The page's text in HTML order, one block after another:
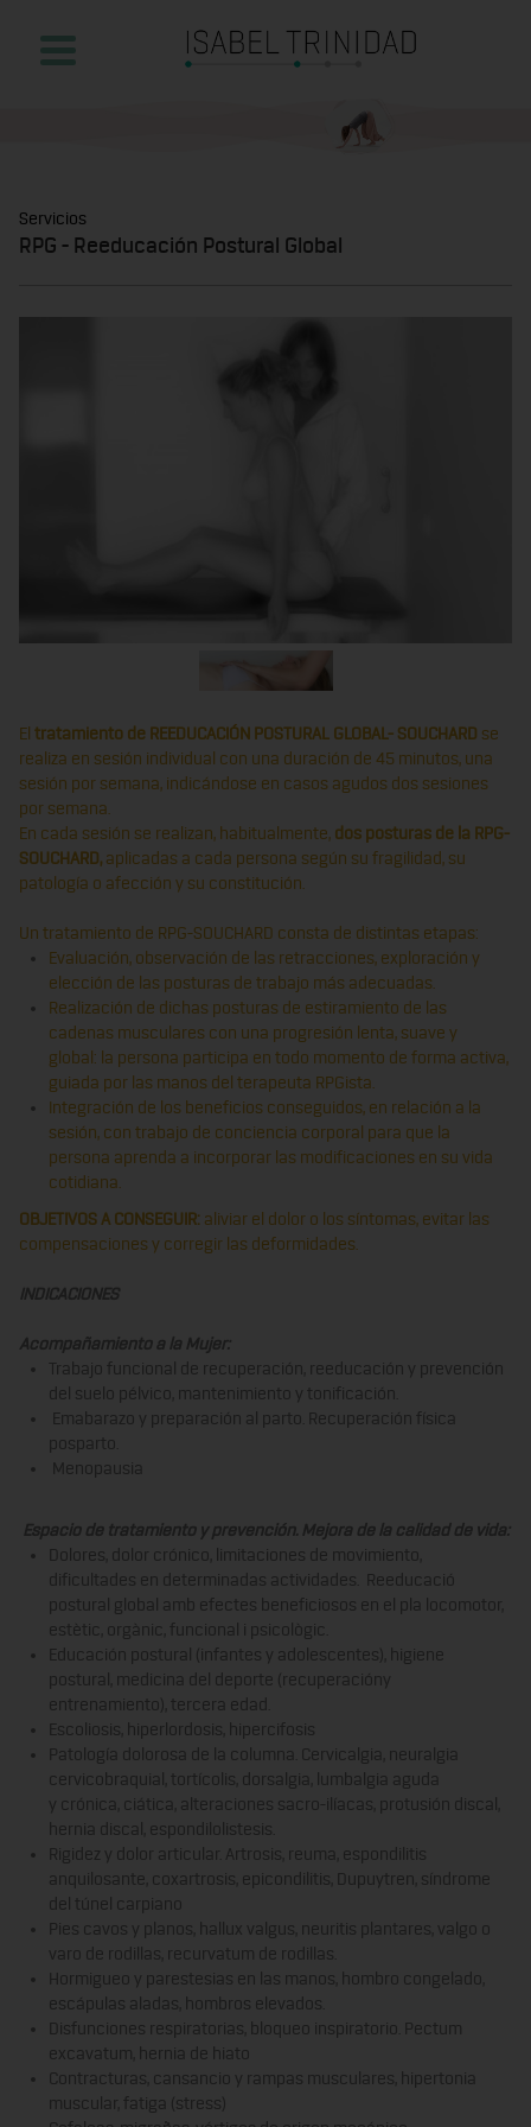
Servicios
RPG - Reeducación Postural Global
Eltratamiento de REEDUCACIÓN POSTURAL GLOBAL- SOUCHARD se
realiza en sesión individual con una duración de 45 minutos, una
sesión por semana, indicándose en casos agudos dos sesiones
por semana.
En cada sesión se realizan, habitualmente, dos posturas de la RPG-
SOUCHARD, aplicadas a cada persona según su fragilidad, su
patología o afección y su constitución.
Un tratamiento de RPG-SOUCHARD consta de distintas etapas:
Evaluación, observación de las retracciones, exploración y
elección de las posturas de trabajo más adecuadas.
Realización de dichas posturas de estiramiento de las
cadenas musculares con una progresión lenta, suave y
global: la persona participa en todo momento de forma activa,
guiada por las manos del terapeuta RPGista.
Integración de los beneficios conseguidos, en relación a la
sesión, con trabajo de conciencia corporal para que la
persona aprenda a incorporar las modificaciones en su vida
cotidiana.
OBJETIVOS A CONSEGUIR: aliviar el dolor o los síntomas, evitar las
compensaciones y corregir las deformidades.
INDICACIONES
Acompañamiento a la Mujer:
Trabajo funcional de recuperación, reeducación y prevención
del suelo pélvico, mantenimiento y tonificación.
Emabarazo y preparación al parto. Recuperación física
posparto.
Menopausia
Espacio de tratamiento y prevención. Mejora de la calidad de vida:
Dolores, dolor crónico, limitaciones de movimiento,
dificultades en determinadas actividades. Reeducació
postural global amb efectes beneficiosos en el pla locomotor,
estètic, orgànic, funcional i psicològic.
Educación postural (infantes y adolescentes), higiene
postural, medicina del deporte (recuperacióny
entrenamiento), tercera edad.
Escoliosis, hiperlordosis, hipercifosis
Patología dolorosa de la columna. Cervicalgia, neuralgia
cervicobraquial, tortícolis, dorsalgia, lumbalgia aguda
y crónica, ciática, alteraciones sacro-ilíacas, protusión discal,
hernia discal, espondilolistesis.
Rigidez y dolor articular. Artrosis, reuma, espondilitis
anquilosante, coxartrosis, epicondilitis, Dupuytren, síndrome
del túnel carpiano
Pies cavos y planos, hallux valgus, neuritis plantares, valgo o
varo de rodillas, recurvatum de rodillas.
Hormigueo y parestesias en las manos, hombro congelado,
escápulas aladas, hombros elevados.
Disfunciones respiratorias, bloqueo inspiratorio. Pectum
excavatum, hernia de hiato
Contracturas, cansancio y rampas musculares, hipertonia
muscular, fatiga (stress)